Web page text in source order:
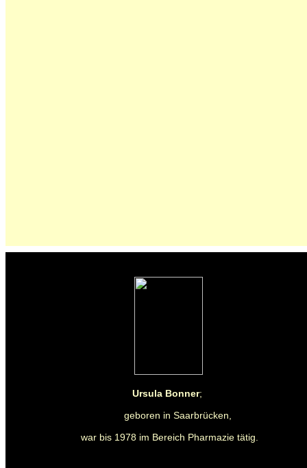
Ursula Bonner;
geboren in Saarbrücken,
war bis 1978 im Bereich Pharmazie tätig.